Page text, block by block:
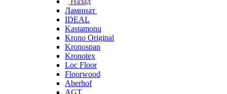
Ламинат
IDEAL
Kastamonu
Krono Original
Kronospan
Kronotex
Loc Floor
Floorwood
Aberhof
AGT